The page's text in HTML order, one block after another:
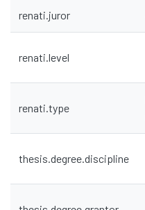
renati.juror
renati.level
renati.type
thesis.degree.discipline